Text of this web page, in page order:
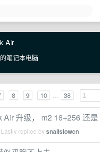
Air
笔记本电脑
8 9 10 ... 38
Air 升级， m2 16+256 还
Lastly replied bysnailslowcn